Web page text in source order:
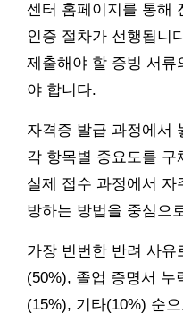
센터 홈페이지를 통해
인증 절차가 선행됩니
제출해야 할 증빙 서류
야 합니다.
자격증 발급 과정에서
각 항목별 중요도를 구
실제 접수 과정에서 자
방하는 방법을 중심으
가장 빈번한 반려 사
(50%), 졸업 증명서 누
(15%), 기타(10%) 순